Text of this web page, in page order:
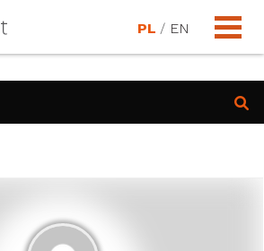
PL / EN